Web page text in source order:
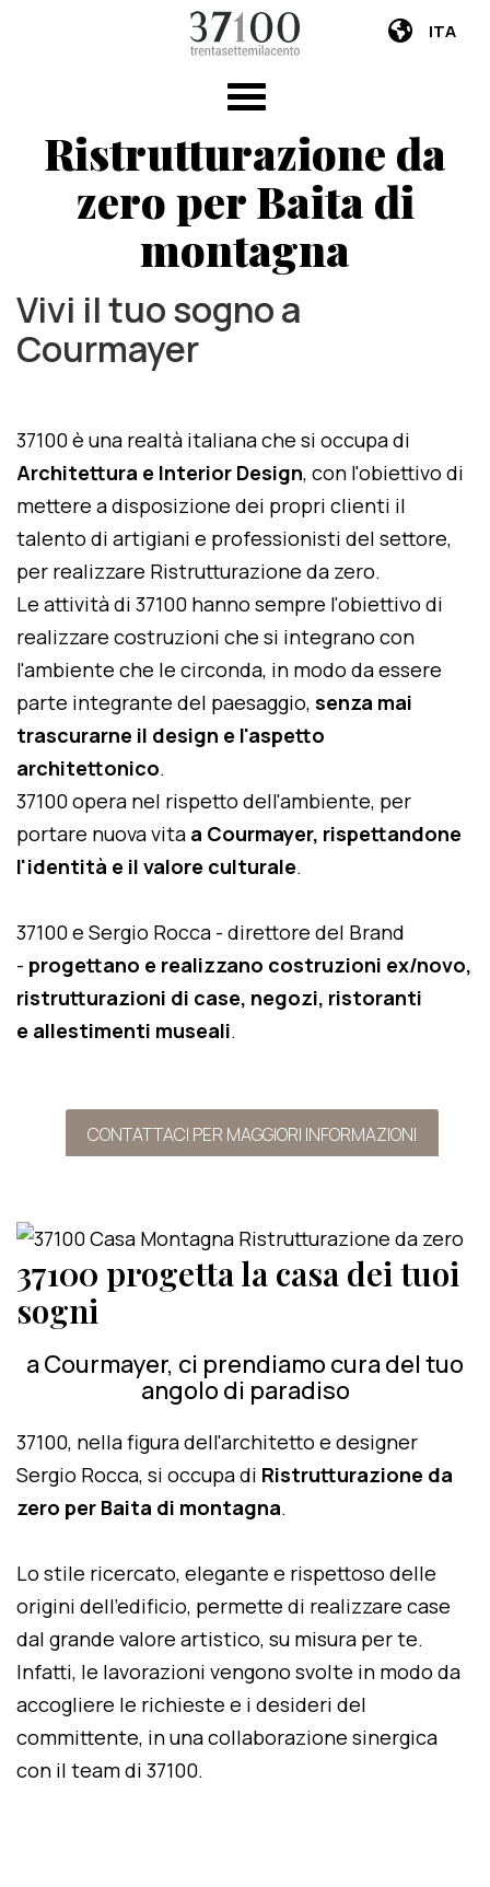
ITA
Ristrutturazione da
zero per Baita di
montagna
Vivi il tuo sogno a
Courmayer
37100 è una realtà italiana che si occupa di
Architettura e Interior Design, con l'obiettivo di
mettere a disposizione dei propri clienti il
talento di artigiani e professionisti del settore,
per realizzare Ristrutturazione da zero.
Le attività di 37100 hanno sempre l'obiettivo di
realizzare costruzioni che si integrano con
l'ambiente che le circonda, in modo da essere
parte integrante del paesaggio, senza mai
trascurarne il design e l'aspetto
architettonico.
37100 opera nel rispetto dell'ambiente, per
portare nuova vita a Courmayer, rispettandone
l'identità e il valore culturale.
37100 e Sergio Rocca - direttore del Brand
- progettano e realizzano costruzioni ex/novo,
ristrutturazioni di case, negozi, ristoranti
e allestimenti museali.
CONTATTACI PER MAGGIORI INFORMAZIONI
37100 progetta la casa dei tuoi
sogni
a Courmayer, ci prendiamo cura del tuo
angolo di paradiso
37100, nella figura dell'architetto e designer
Sergio Rocca, si occupa di Ristrutturazione da
zero per Baita di montagna.
Lo stile ricercato, elegante e rispettoso delle
origini dell'edificio, permette di realizzare case
dal grande valore artistico, su misura per te.
Infatti, le lavorazioni vengono svolte in modo da
accogliere le richieste e i desideri del
committente, in una collaborazione sinergica
con il team di 37100.